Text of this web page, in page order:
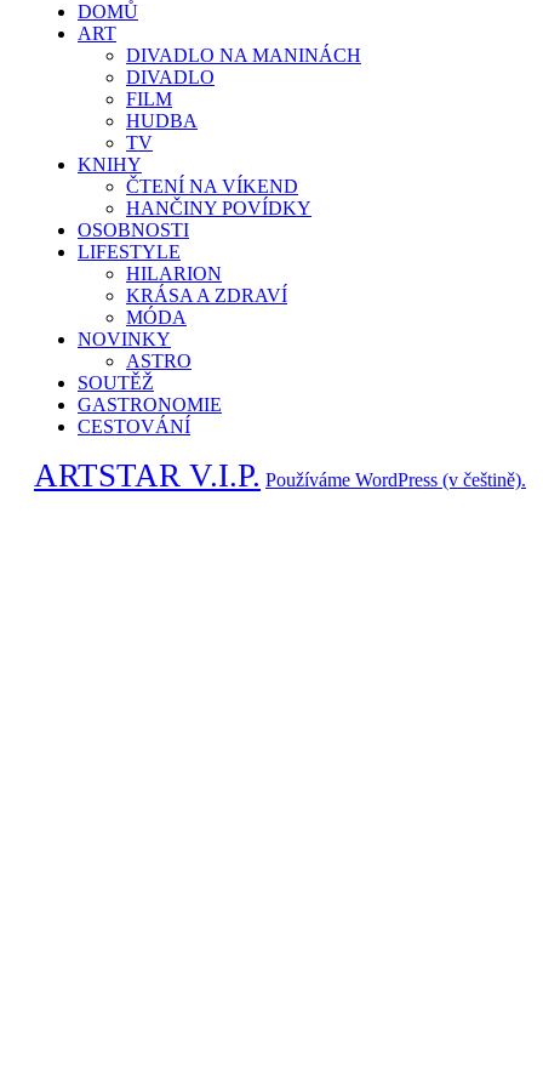
DOMŮ
ART
DIVADLO NA MANINÁCH
DIVADLO
FILM
HUDBA
TV
KNIHY
ČTENÍ NA VÍKEND
HANČINY POVÍDKY
OSOBNOSTI
LIFESTYLE
HILARION
KRÁSA A ZDRAVÍ
MÓDA
NOVINKY
ASTRO
SOUTĚŽ
GASTRONOMIE
CESTOVÁNÍ
ARTSTAR V.I.P. Používáme WordPress (v češtině).